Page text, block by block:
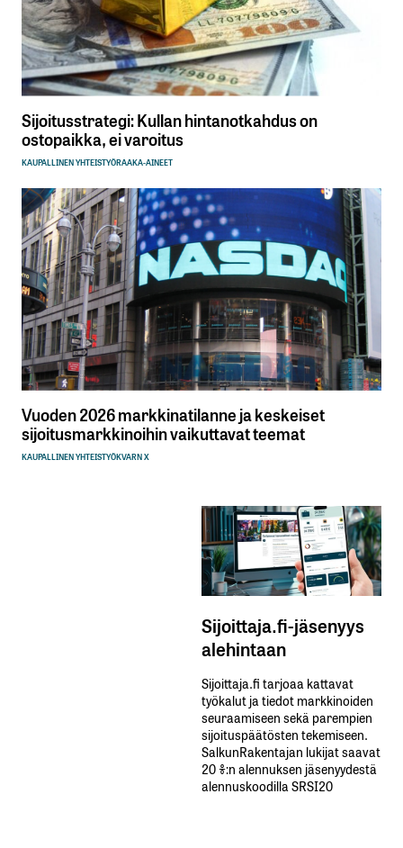
Sijoitusstrategi: Kullan hintanotkahdus on
ostopaikka, ei varoitus
KAUPALLINEN YHTEISTYÖRAAKA-AINEET
Vuoden 2026 markkinatilanne ja keskeiset
sijoitusmarkkinoihin vaikuttavat teemat
KAUPALLINEN YHTEISTYÖKVARN X
Sijoittaja.fi-jäsenyys
alehintaan
Sijoittaja.fi tarjoaa kattavat
työkalut ja tiedot markkinoiden
seuraamiseen sekä parempien
sijoituspäätösten tekemiseen.
SalkunRakentajan lukijat saavat
20 %:n alennuksen jäsenyydestä
alennuskoodilla SRSI20